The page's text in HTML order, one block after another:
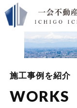
施工事例を紹介
WORKS